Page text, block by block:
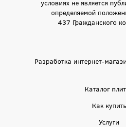
условиях не является
определяемой
437 Гражданского
Разработка интернет-
Каталог
Как купить
Услуги